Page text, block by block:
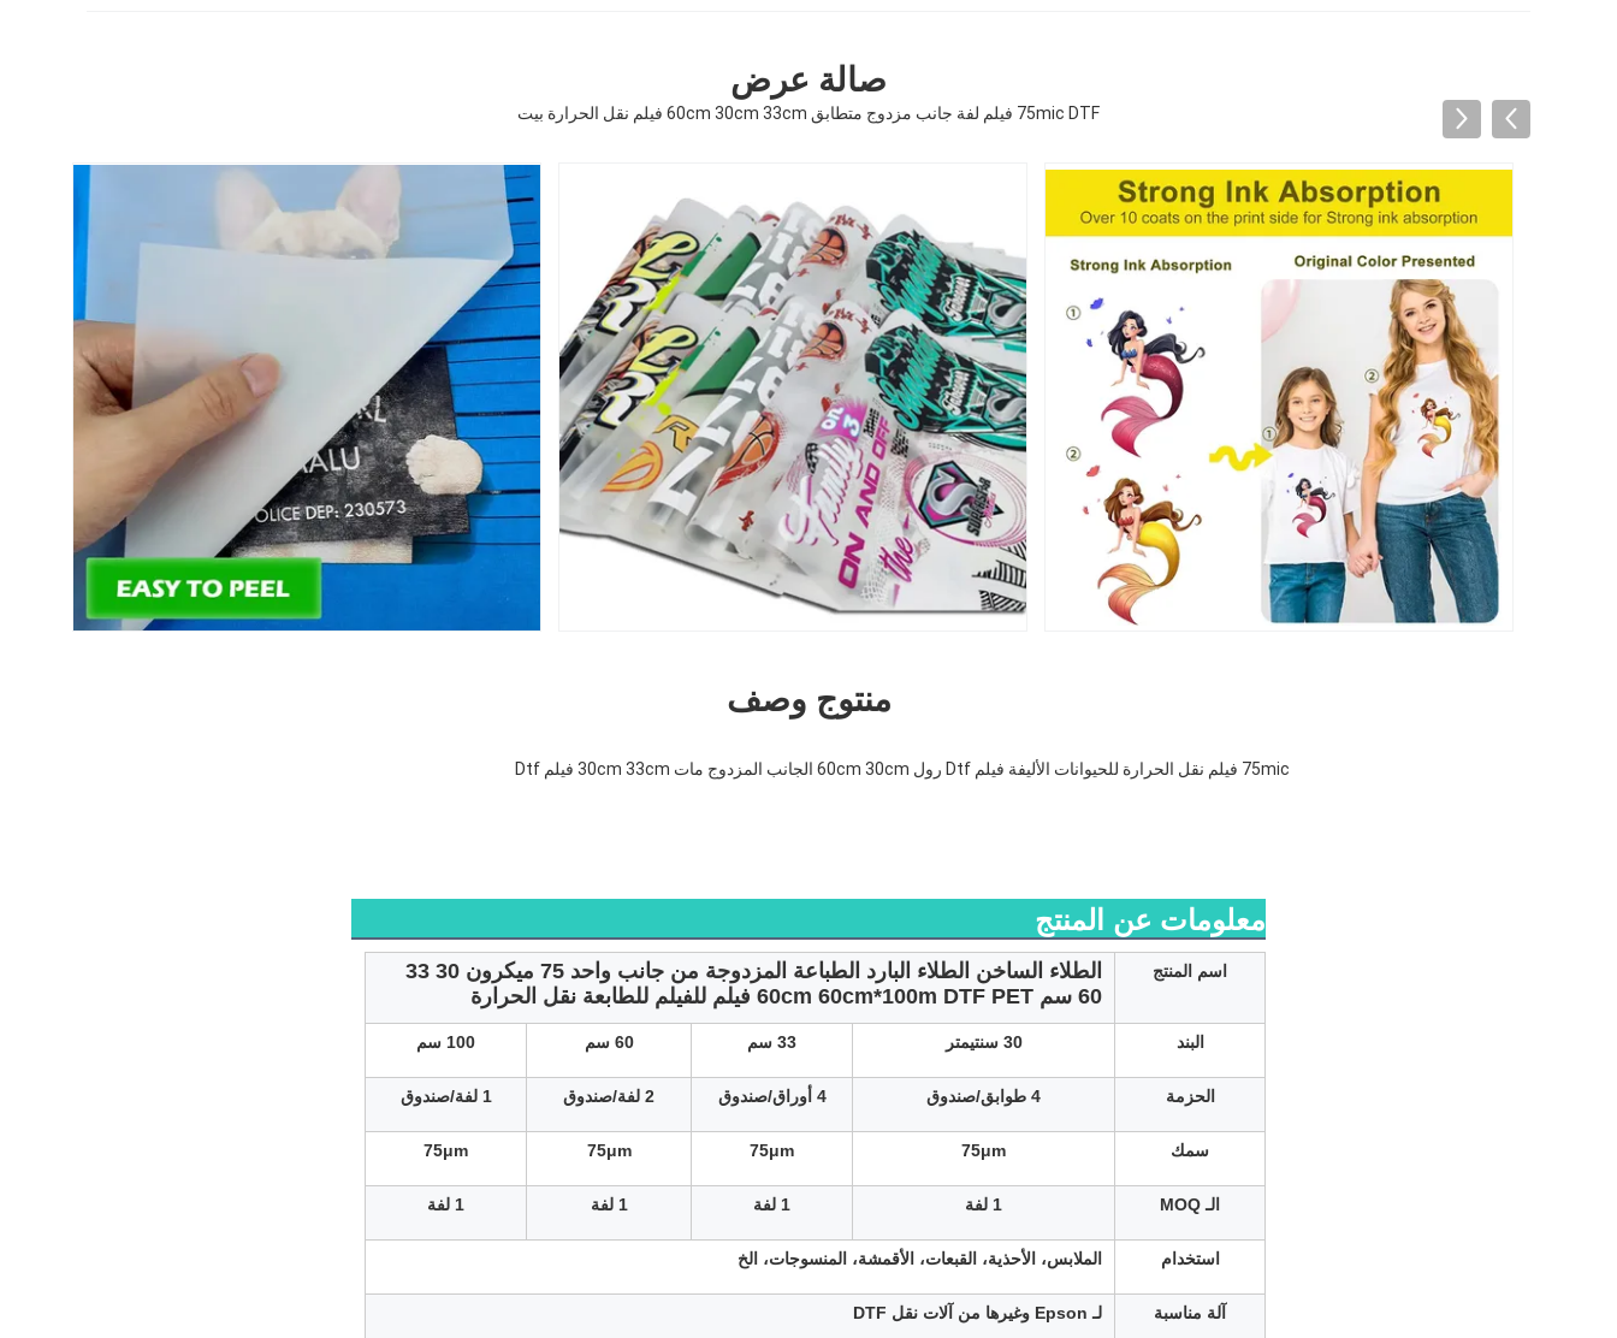
صالة عرض
75mic DTF فيلم لفة جانب مزدوج متطابق 60cm 30cm 33cm فيلم نقل الحرارة بيت
منتوج وصف
75mic فيلم نقل الحرارة للحيوانات الأليفة فيلم Dtf رول 60cm 30cm الجانب المزدوج مات 30cm 33cm فيلم Dtf
معلومات عن المنتج
اسم المنتج
الطلاء الساخن الطلاء البارد الطباعة المزدوجة من جانب واحد 75 ميكرون 30 33
60 سم 60cm 60cm*100m DTF PET فيلم للفيلم للطابعة نقل الحرارة
البند 30 سنتيمتر 33 سم 60 سم 100 سم
الحزمة 4 طوابق/صندوق 4 أوراق/صندوق 2 لفة/صندوق 1 لفة/صندوق
سمك 75μm
75μm
75μm
75μm
الـ MOQ 1 لفة 1 لفة 1 لفة 1 لفة
استخدام الملابس، الأحذية، القبعات، الأقمشة، المنسوجات، الخ
آلة مناسبة لـ Epson وغيرها من آلات نقل DTF